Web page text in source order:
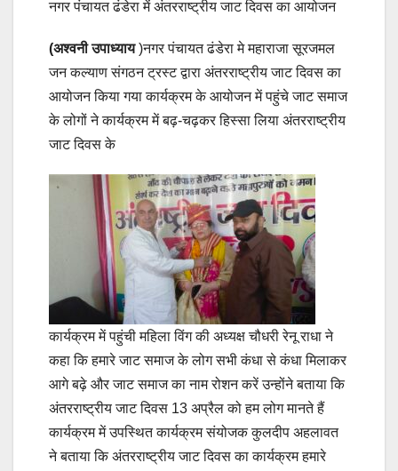
नगर पंचायत ढंडेरा में अंतरराष्ट्रीय जाट दिवस का आयोजन
(अश्वनी उपाध्याय)नगर पंचायत ढंडेरा मे महाराजा सूरजमल
जन कल्याण संगठन ट्रस्ट द्वारा अंतरराष्ट्रीय जाट दिवस का
आयोजन किया गया कार्यक्रम के आयोजन में पहुंचे जाट समाज
के लोगों ने कार्यक्रम में बढ़-चढ़कर हिस्सा लिया अंतरराष्ट्रीय
जाट दिवस के
कार्यक्रम में पहुंची महिला विंग की अध्यक्ष चौधरी रेनू राधा ने
कहा कि हमारे जाट समाज के लोग सभी कंधा से कंधा मिलाकर
आगे बढ़े और जाट समाज का नाम रोशन करें उन्होंने बताया कि
अंतरराष्ट्रीय जाट दिवस 13 अप्रैल को हम लोग मानते हैं
कार्यक्रम में उपस्थित कार्यक्रम संयोजक कुलदीप अहलावत
ने बताया कि अंतरराष्ट्रीय जाट दिवस का कार्यक्रम हमारे